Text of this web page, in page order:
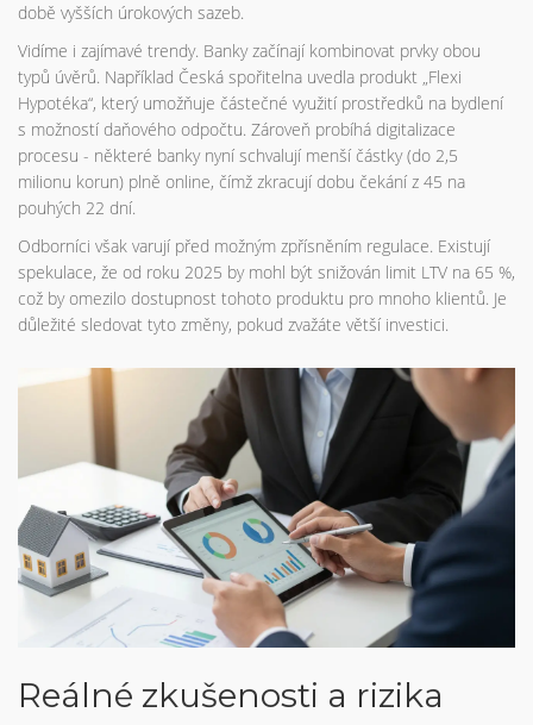
době vyšších úrokových sazeb.
Vidíme i zajímavé trendy. Banky začínají kombinovat prvky obou
typů úvěrů. Například Česká spořitelna uvedla produkt „Flexi
Hypotéka“, který umožňuje částečné využití prostředků na bydlení
s možností daňového odpočtu. Zároveň probíhá digitalizace
procesu - některé banky nyní schvalují menší částky (do 2,5
milionu korun) plně online, čímž zkracují dobu čekání z 45 na
pouhých 22 dní.
Odborníci však varují před možným zpřísněním regulace. Existují
spekulace, že od roku 2025 by mohl být snižován limit LTV na 65 %,
což by omezilo dostupnost tohoto produktu pro mnoho klientů. Je
důležité sledovat tyto změny, pokud zvažáte větší investici.
Reálné zkušenosti a rizika